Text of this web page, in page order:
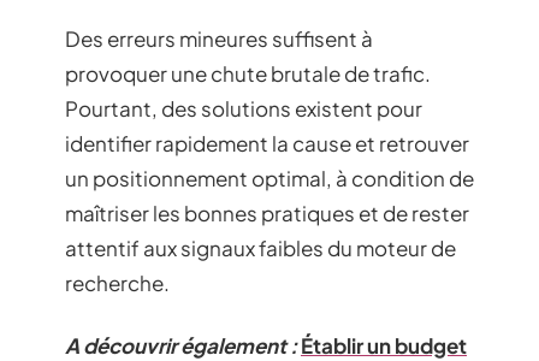
Des erreurs mineures suffisent à
provoquer une chute brutale de trafic.
Pourtant, des solutions existent pour
identifier rapidement la cause et retrouver
un positionnement optimal, à condition de
maîtriser les bonnes pratiques et de rester
attentif aux signaux faibles du moteur de
recherche.
A découvrir également :Établir un budget